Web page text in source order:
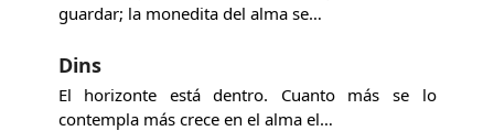
guardar; la monedita del alma se…
Dins
El horizonte está dentro. Cuanto más se lo
contempla más crece en el alma el…